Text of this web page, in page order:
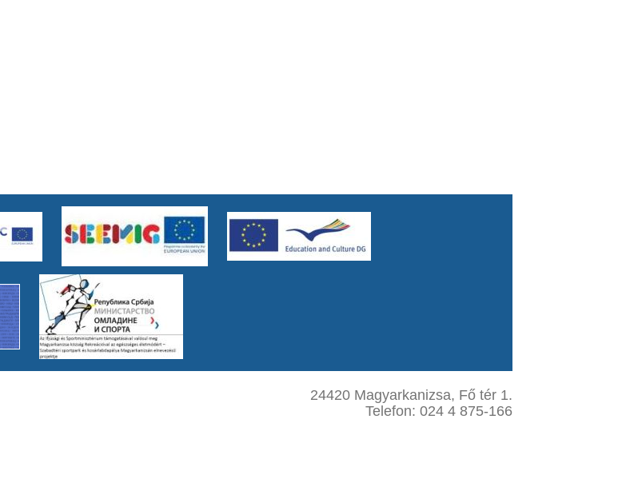
24420 Magyarkanizsa, Fő tér 1.
Telefon: 024 4 875-166